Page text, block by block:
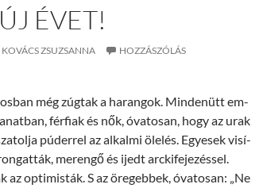
ÉVET!
ZSUZSANNA HOZZÁSZÓLÁS
még zúg­tak a ha­ran­gok. Min­de­nütt em­
fér­fi­ak és nők, óva­to­san, hogy az urak
pú­der­rel az al­kal­mi öle­lés. Egye­sek vi­sí­
me­ren­gő és ijedt arc­ki­fe­je­zés­sel.
az op­ti­mis­ták. S az öre­geb­bek, óva­to­san: „Ne